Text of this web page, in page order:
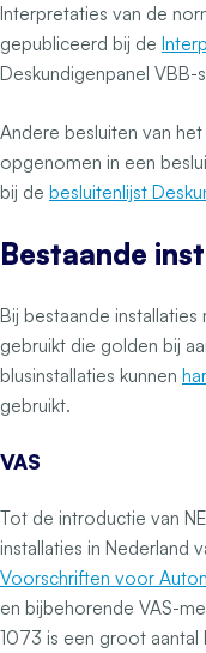
Interpretaties van de
gepubliceerd bij de
Deskundigenpanel VBB-
Andere besluiten van
opgenomen in een
bij de besluitenlijst
Bestaande
Bij bestaande
gebruikt die golden bij
blusinstallaties kunnen
gebruikt.
VAS
Tot de introductie van
installaties in Nederland
Voorschriften voor
en bijbehorende VAS-
1073 is een groot